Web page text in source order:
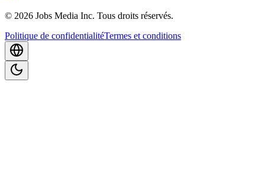
© 2026 Jobs Media Inc. Tous droits réservés.
Politique de confidentialitéTermes et conditions